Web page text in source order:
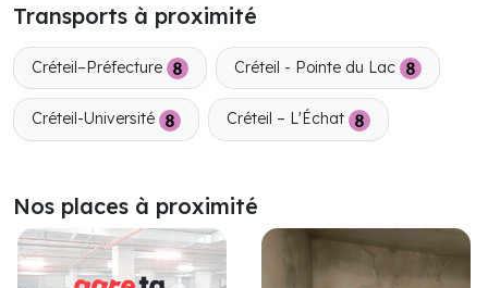
Transports à proximité
Créteil–Préfecture Créteil - Pointe du Lac
Créteil-Université Créteil – L'Échat
Nos places à proximité